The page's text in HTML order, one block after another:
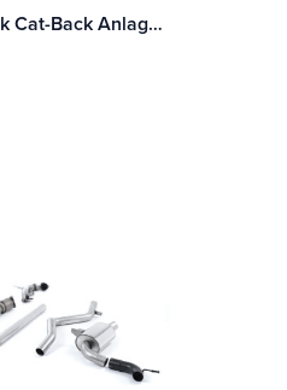
Milltek Cat-Back Anlage Renault Mégane Renaultsport 280 (Ohne-(Fahrzeuge mit OPF)